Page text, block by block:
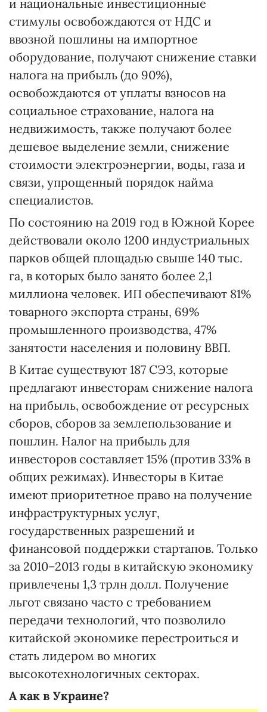
и национальные инвестиционные
стимулы освобождаются от НДС и
ввозной пошлины на импортное
оборудование, получают снижение ставки
налога на прибыль (до 90%),
освобождаются от уплаты взносов на
социальное страхование, налога на
недвижимость, также получают более
дешевое выделение земли, снижение
стоимости электроэнергии, воды, газа и
связи, упрощенный порядок найма
специалистов.
По состоянию на 2019 год в Южной Корее
действовали около 1200 индустриальных
парков общей площадью свыше 140 тыс.
га, в которых было занято более 2,1
миллиона человек. ИП обеспечивают 81%
товарного экспорта страны, 69%
промышленного производства, 47%
занятости населения и половину ВВП.
В Китае существуют 187 СЭЗ, которые
предлагают инвесторам снижение налога
на прибыль, освобождение от ресурсных
сборов, сборов за землепользование и
пошлин. Налог на прибыль для
инвесторов составляет 15% (против 33% в
общих режимах). Инвесторы в Китае
имеют приоритетное право на получение
инфраструктурных услуг,
государственных разрешений и
финансовой поддержки стартапов. Только
за 2010–2013 годы в китайскую экономику
привлечены 1,3 трлн долл. Получение
льгот связано часто с требованием
передачи технологий, что позволило
китайской экономике перестроиться и
стать лидером во многих
высокотехнологичных секторах.
А как в Украине?